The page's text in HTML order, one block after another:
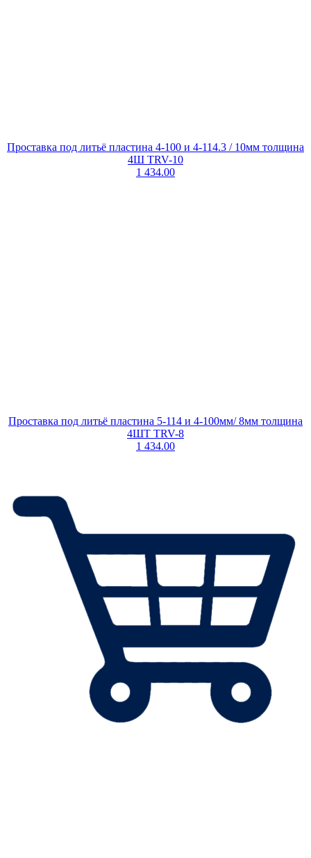
Проставка под литьё пластина 4-100 и 4-114.3 / 10мм толщина
4Ш TRV-10
1 434.00
Проставка под литьё пластина 5-114 и 4-100мм/ 8мм толщина
4ШТ TRV-8
1 434.00